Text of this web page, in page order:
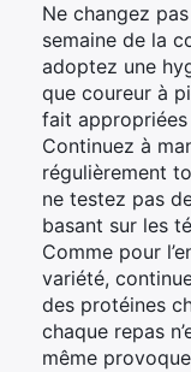
Ne changez
semaine de la
adoptez une
que coureur à
fait appropriées
Continuez à
régulièrement
ne testez pas
basant sur les
Comme pour
variété,
des protéines
chaque repas
même